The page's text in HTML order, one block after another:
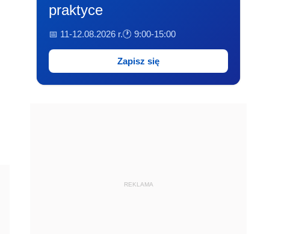
praktyce
📅 11-12.08.2026 r.🕐 9:00-15:00
Zapisz się
REKLAMA